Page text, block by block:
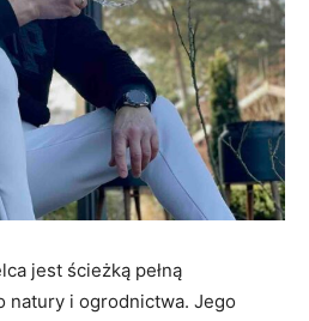
jest ścieżką pełną
natury i ogrodnictwa. Jego